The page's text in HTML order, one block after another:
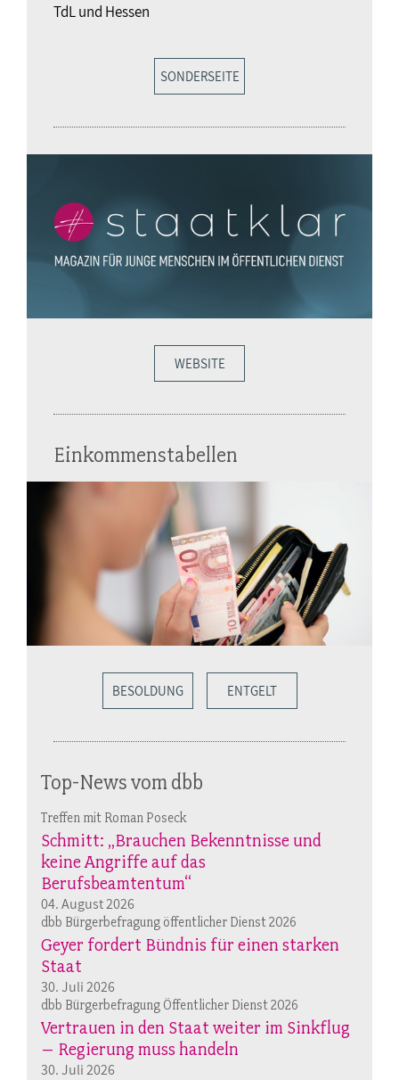
TdL und Hessen
SONDERSEITE
WEBSITE
Einkommenstabellen
BESOLDUNG ENTGELT
Top-News vom dbb
Treffen mit Roman Poseck
Schmitt: „Brauchen Bekenntnisse und
keine Angriffe auf das
Berufsbeamtentum“
04. August 2026
dbb Bürgerbefragung öffentlicher Dienst 2026
Geyer fordert Bündnis für einen starken
Staat
30. Juli 2026
dbb Bürgerbefragung Öffentlicher Dienst 2026
Vertrauen in den Staat weiter im Sinkflug
– Regierung muss handeln
30. Juli 2026